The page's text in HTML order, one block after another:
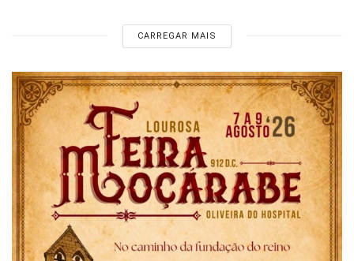
CARREGAR MAIS